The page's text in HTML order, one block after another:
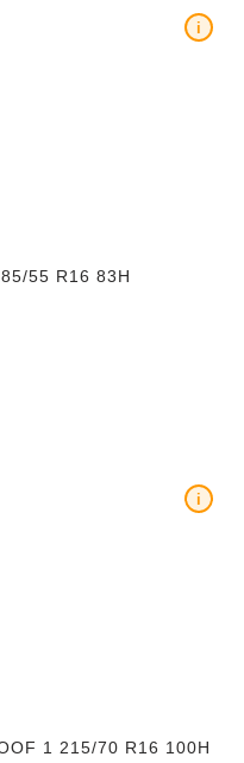
55 R16 83H
i
1 215/70 R16 100H
i